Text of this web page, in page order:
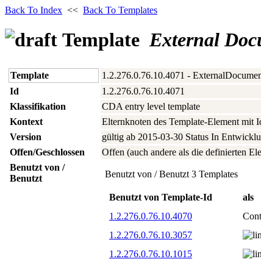
Back To Index << Back To Templates
TemplateExternal
Template
1.2.276.0.76.10.4071 -
Id
1.2.276.0.76.10.4071
Klassifikation
CDA entry level template
Kontext
Elternknoten des Template-Element mit
Version
gültig ab 2015‑03‑30 Status In
Offen/Geschlossen
Offen (auch andere als die definierten
Benutzt von /
Benutzt
Benutzt von / Benutzt 3 Templates
Benutzt von Template-Id als
1.2.276.0.76.10.4070
1.2.276.0.76.10.3057
1.2.276.0.76.10.1015